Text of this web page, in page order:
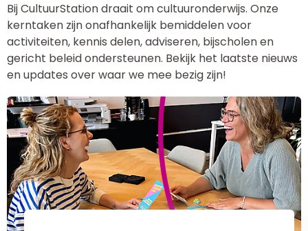
Bij CultuurStation draait om cultuuronderwijs. Onze
kerntaken zijn onafhankelijk bemiddelen voor
activiteiten, kennis delen, adviseren, bijscholen en
gericht beleid ondersteunen. Bekijk het laatste nieuws
en updates over waar we mee bezig zijn!